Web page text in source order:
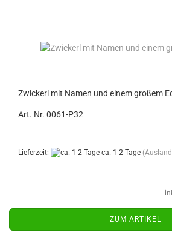
Zwickerl mit Namen und einem großem
Art. Nr. 0061-P32
Lieferzeit: ca. 1-2 Tage
ZUM ARTIKEL